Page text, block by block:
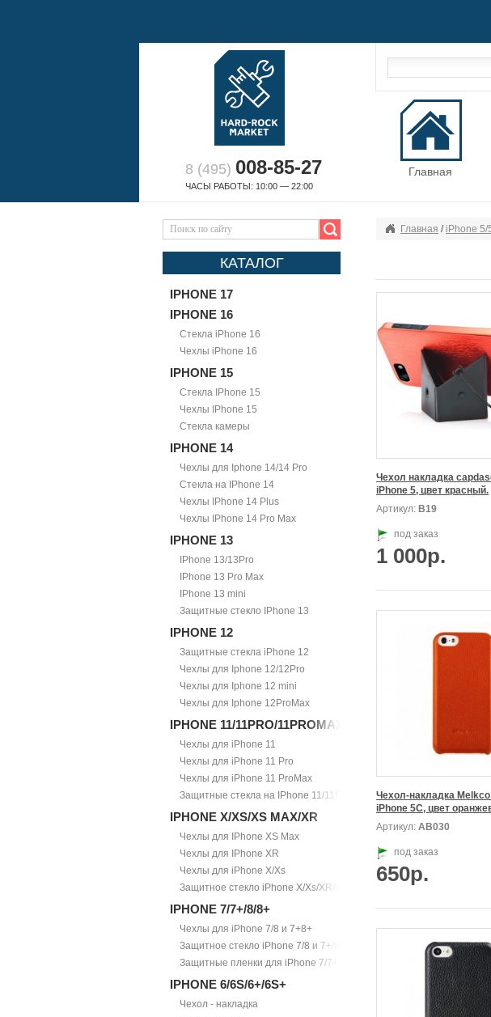
8 (495) 008-85-27
ЧАСЫ РАБОТЫ: 10:00 — 22:00
Главная
КАТАЛОГ
IPHONE 17
IPHONE 16
Стекла iPhone 16
Чехлы iPhone 16
IPHONE 15
Стекла IPhone 15
Чехлы IPhone 15
Стекла камеры
IPHONE 14
Чехлы для Iphone 14/14 Pro
Стекла на IPhone 14
Чехлы IPhone 14 Plus
Чехлы IPhone 14 Pro Max
IPHONE 13
IPhone 13/13Pro
IPhone 13 Pro Max
IPhone 13 mini
Защитные стекло IPhone 13
IPHONE 12
Защитные стекла iPhone 12
Чехлы для Iphone 12/12Pro
Чехлы для Iphone 12 mini
Чехлы для Iphone 12ProMax
IPHONE 11/11PRO/11PROMAX
Чехлы для iPhone 11
Чехлы для iPhone 11 Pro
Чехлы для iPhone 11 ProMax
Защитные стекла на IPhone 11/11Pro/11ProMax
IPHONE X/XS/XS MAX/XR
Чехлы для IPhone XS Max
Чехлы для IPhone XR
Чехлы для iPhone X/Xs
Защитное стекло iPhone X/Xs/XR/Xs Max
IPHONE 7/7+/8/8+
Чехлы для iPhone 7/8 и 7+8+
Защитное стекло iPhone 7/8 и 7+/8+
Защитные пленки для iPhone 7/7+
IPHONE 6/6S/6+/6S+
Чехол - накладка
Главная / iPhone 5/
Чехол накладка
iPhone 5, цвет красный.
Артикул: В19
под заказ
1 000р.
Чехол-накладка
iPhone 5C, цвет
Артикул: АВ030
под заказ
650р.